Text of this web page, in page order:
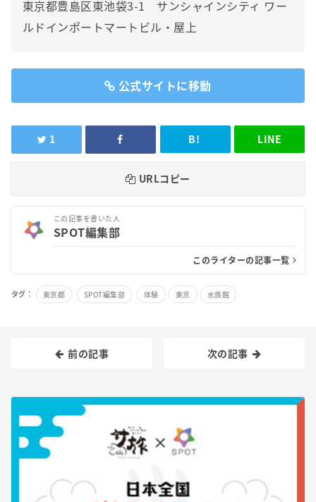
東京都豊島区東池袋3-1 サンシャインシティ ワー
ルドインポートマートビル・屋上
公式サイトに移動
1 B! LINE
URLコピー
この記事を書いた人
SPOT編集部
このライターの記事一覧
タグ： 東京都 SPOT編集部 体験 東京 水族館
前の記事 次の記事